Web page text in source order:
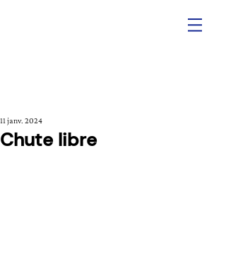
Chute libre
11 janv. 2024